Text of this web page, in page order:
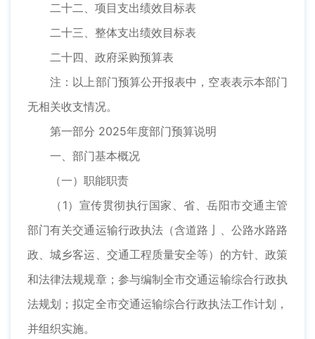
二十二、项目支出绩效目标表
二十三、整体支出绩效目标表
二十四、政府采购预算表
注：以上部门预算公开报表中，空表表示本部门
无相关收支情况。
第一部分 2025年度部门预算说明
一、部门基本概况
（一）职能职责
（1）宣传贯彻执行国家、省、岳阳市交通主管
部门有关交通运输行政执法（含道路亅、公路水路路
政、城乡客运、交通工程质量安全等）的方针、政策
和法律法规规章；参与编制全市交通运输综合行政执
法规划；拟定全市交通运输综合行政执法工作计划，
并组织实施。